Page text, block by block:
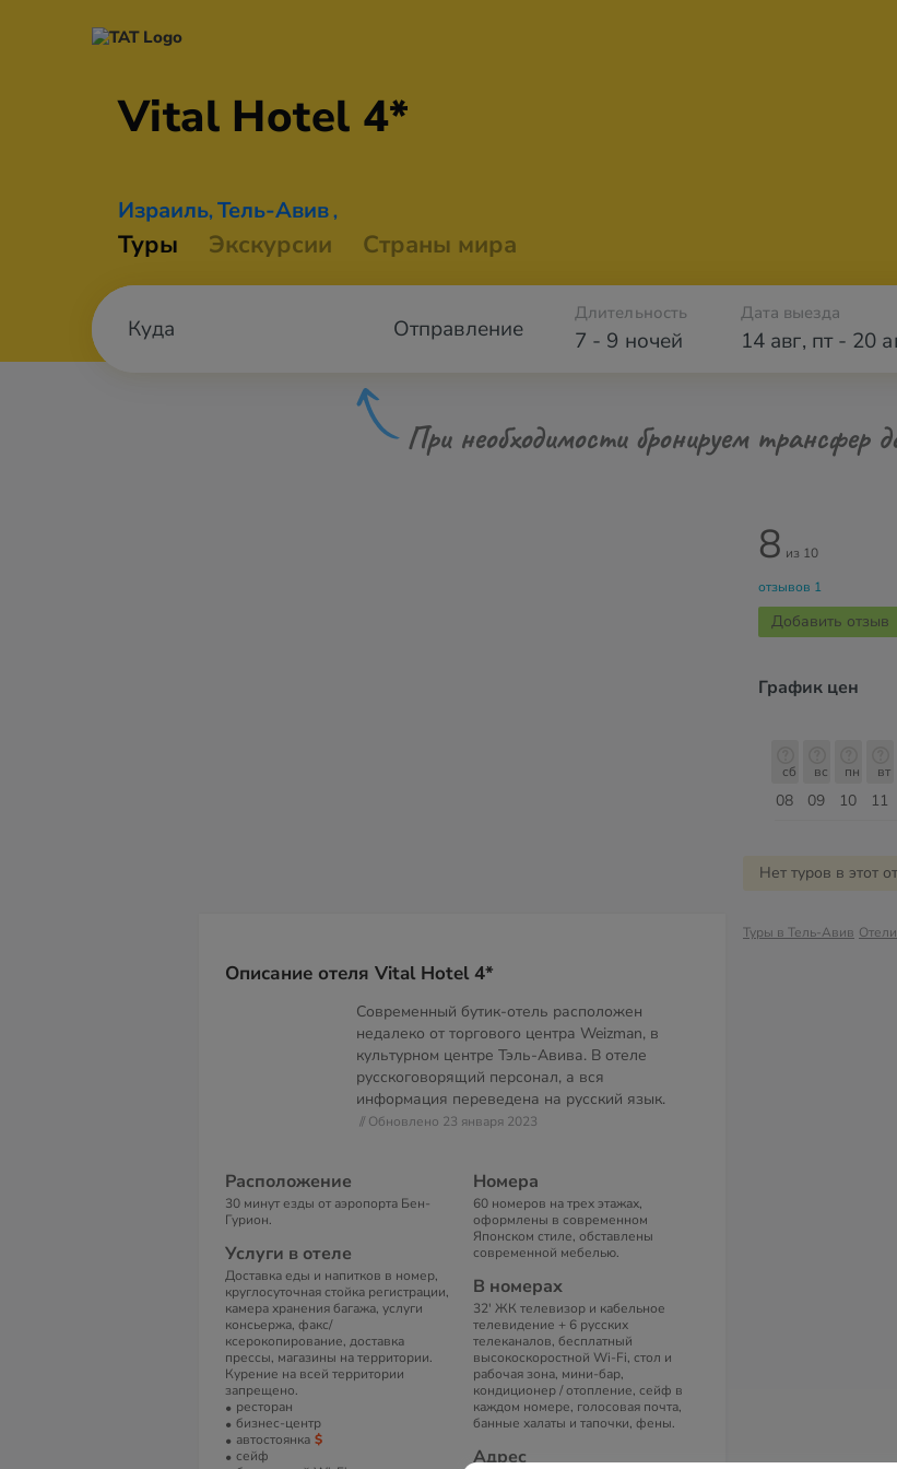
Vital Hotel 4*
Израиль, Тель-Авив ,
Туры Экскурсии Страны мира
Отправление 7 - 9 ночей
Длительность Дата выезда
14 авг, пт- 20
При необходимости бронируем трансфер
Описание отеля Vital Hotel 4*
Современный бутик-отель расположен
недалеко от торгового центра Weizman, в
культурном центре Тэль-Авива. В отеле
русскоговорящий персонал, а вся
информация переведена на русский язык.
// Обновлено 23 января 2023
Расположение
30 минут езды от аэропорта Бен-
Гурион.
Услуги в отеле
Доставка еды и напитков в номер,
круглосуточная стойка регистрации,
камера хранения багажа, услуги
консьержа, факс/
ксерокопирование, доставка
прессы, магазины на территории.
Курение на всей территории
запрещено.
ресторан
бизнес-центр
автостоянка
сейф
Номера
60 номеров на трех этажах,
оформлены в современном
Японском стиле, обставлены
современной мебелью.
В номерах
32' ЖК телевизор и кабельное
телевидение + 6 русских
телеканалов, бесплатный
высокоскоростной Wi-Fi, стол и
рабочая зона, мини-бар,
кондиционер / отопление, сейф в
каждом номере, голосовая почта,
банные халаты и тапочки, фены.
Адрес
8 из 10
отзывов 1
Добавить отзыв
График цен
08
сб
09
вс
10
пн
11
вт
Нет туров в этот
Туры в Тель-Авив